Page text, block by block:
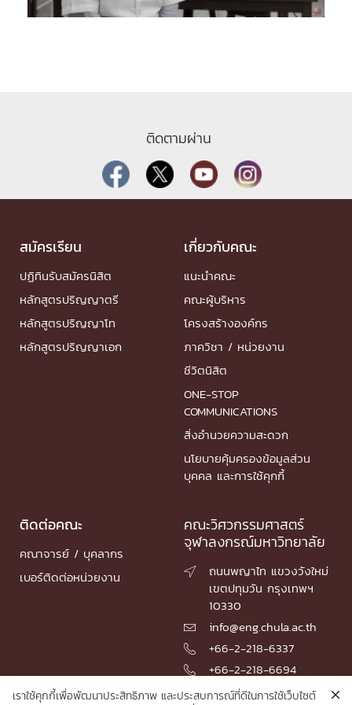
ติดตามผ่าน
สมัครเรียน
ปฏิทินรับสมัครนิสิต
หลักสูตรปริญญาตรี
หลักสูตรปริญญาโท
หลักสูตรปริญญาเอก
เกี่ยวกับคณะ
แนะนำคณะ
คณะผู้บริหาร
โครงสร้างองค์กร
ภาควิชา / หน่วยงาน
ชีวิตนิสิต
ONE-STOP
COMMUNICATIONS
สิ่งอำนวยความสะดวก
นโยบายคุ้มครองข้อมูลส่วน
บุคคล และการใช้คุกกี้
ติดต่อคณะ
คณาจารย์ / บุคลากร
เบอร์ติดต่อหน่วยงาน
คณะวิศวกรรมศาสตร์
จุฬาลงกรณ์มหาวิทยาลัย

ถนนพญาไท แขวงวังใหม่
เขตปทุมวัน กรุงเทพฯ
10330
 info@eng.chula.ac.th
 +66-2-218-6337
 +66-2-218-6694
เราใช้คุกกี้เพื่อพัฒนาประสิทธิภาพ และประสบการณ์ที่ดีในการใช้เว็บไซต์